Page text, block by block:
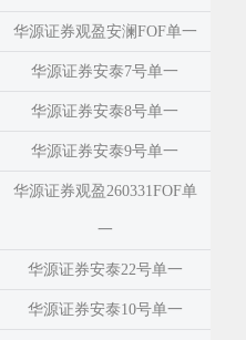
华源证券观盈安澜FOF单一
华源证券安泰7号单一
华源证券安泰8号单一
华源证券安泰9号单一
华源证券观盈260331FOF单
一
华源证券安泰22号单一
华源证券安泰10号单一